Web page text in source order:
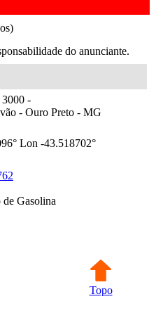
do anunciante.
-
- Ouro Preto - MG
Lon -43.518702°
de Gasolina
Topo